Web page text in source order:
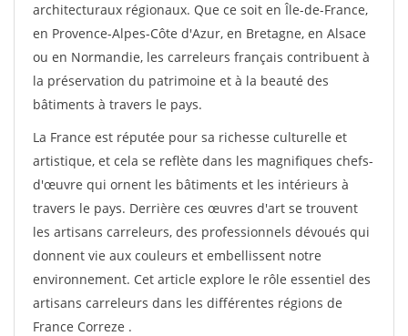
architecturaux régionaux. Que ce soit en Île-de-France,
en Provence-Alpes-Côte d'Azur, en Bretagne, en Alsace
ou en Normandie, les carreleurs français contribuent à
la préservation du patrimoine et à la beauté des
bâtiments à travers le pays.
La France est réputée pour sa richesse culturelle et
artistique, et cela se reflète dans les magnifiques chefs-
d'œuvre qui ornent les bâtiments et les intérieurs à
travers le pays. Derrière ces œuvres d'art se trouvent
les artisans carreleurs, des professionnels dévoués qui
donnent vie aux couleurs et embellissent notre
environnement. Cet article explore le rôle essentiel des
artisans carreleurs dans les différentes régions de
France Correze .